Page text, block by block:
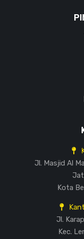
Jl. Masjid Al
Kota
Jl.
Kec.